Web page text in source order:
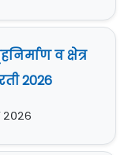
व क्षेत्र
2026
२०२६